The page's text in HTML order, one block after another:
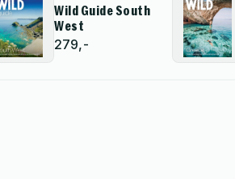
Wild Guide South
West
279,-